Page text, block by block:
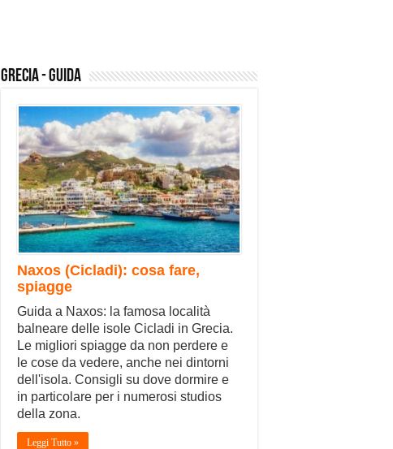
Grecia - guida
Naxos (Cicladi): cosa fare,
spiagge
Guida a Naxos: la famosa località
balneare delle isole Cicladi in Grecia.
Le migliori spiagge da non perdere e
le cose da vedere, anche nei dintorni
dell'isola. Consigli su dove dormire e
in particolare per i numerosi studios
della zona.
Leggi Tutto »